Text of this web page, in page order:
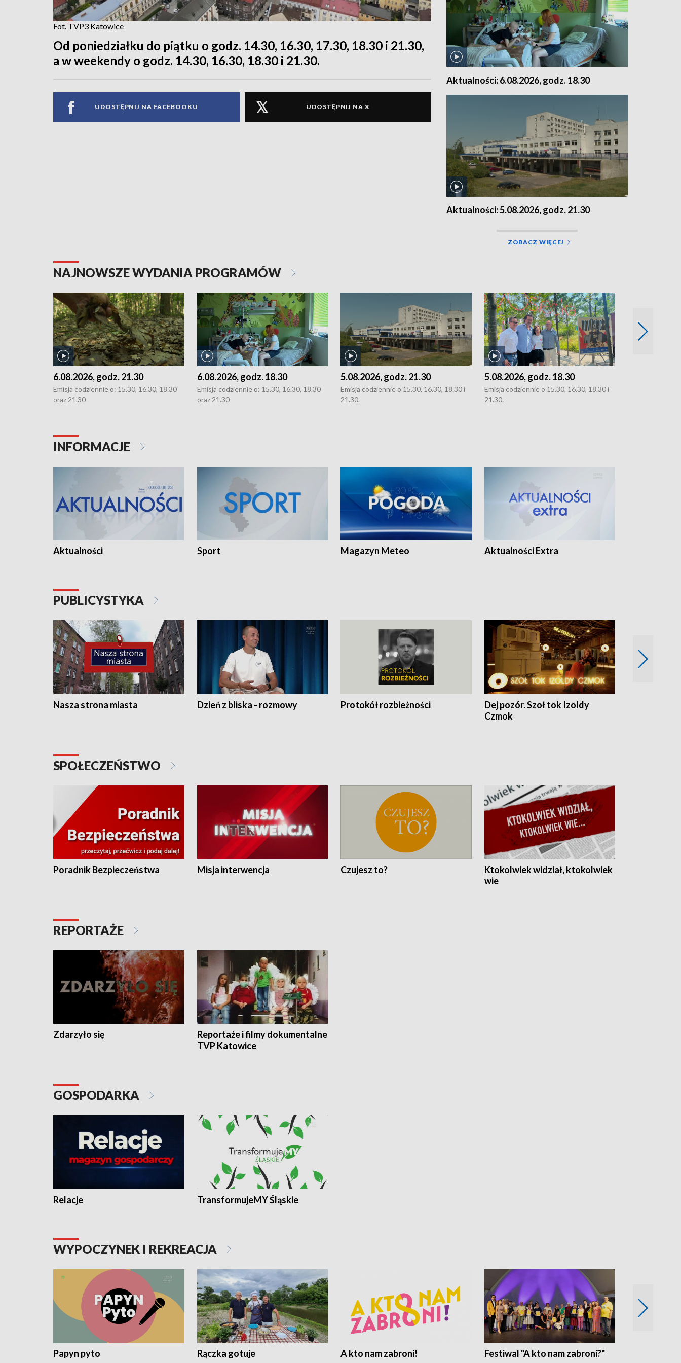
Fot. TVP3 Katowice
Od poniedziałku do piątku o godz. 14.30, 16.30, 17.30, 18.30 i 21.30,
a w weekendy o godz. 14.30, 16.30, 18.30 i 21.30.
UDOSTĘPNIJ NA FACEBOOKU UDOSTĘPNIJ NA X
Aktualności: 6.08.2026, godz. 18.30
Aktualności: 5.08.2026, godz. 21.30
ZOBACZ WIĘCEJ
NAJNOWSZE WYDANIA PROGRAMÓW
6.08.2026, godz. 21.30
Emisja codziennie o: 15.30, 16.30, 18.30
oraz 21.30
6.08.2026, godz. 18.30
Emisja codziennie o: 15.30, 16.30, 18.30
oraz 21.30
5.08.2026, godz. 21.30
Emisja codziennie o 15.30, 16.30, 18.30 i
21.30.
5.08.2026, godz. 18.30
Emisja codziennie o 15.30, 16.30, 18.30 i
21.30.
INFORMACJE
Aktualności Sport Magazyn Meteo Aktualności Extra
PUBLICYSTYKA
Nasza strona miasta Dzień z bliska - rozmowy Protokół rozbieżności
Dej pozór. Szoł tok Izoldy
Czmok
SPOŁECZEŃSTWO
Poradnik Bezpieczeństwa Misja interwencja Czujesz to?
Ktokolwiek widział, ktokolwiek
wie
REPORTAŻE
Zdarzyło się
Reportaże i filmy dokumentalne
TVP Katowice
GOSPODARKA
Relacje TransformujeMY Śląskie
WYPOCZYNEK I REKREACJA
Papyn pyto Rączka gotuje A kto nam zabroni! Festiwal "A kto nam zabroni?"